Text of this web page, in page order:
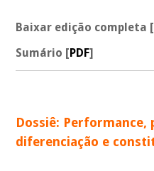
Baixar edição completa [
Sumário [PDF]
Dossiê: Performance,
diferenciação e